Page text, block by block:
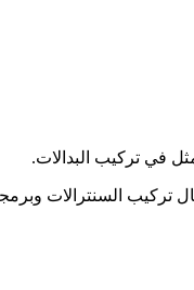
في تركيب البدالات.
في هذا المجال، نتواجد خلال 24 ساعة و نتميز بكوننا الافضل